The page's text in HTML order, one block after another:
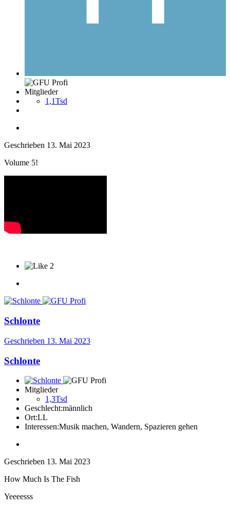
Mitglieder
1,1Tsd
Geschrieben 13. Mai 2023
Volume 5!
2
Schlonte
Geschrieben 13. Mai 2023
Schlonte
Mitglieder
1,3Tsd
Geschlecht:männlich
Ort:LL
Interessen:Musik machen, Wandern, Spazieren gehen
Geschrieben 13. Mai 2023
How Much Is The Fish
Yeeeesss